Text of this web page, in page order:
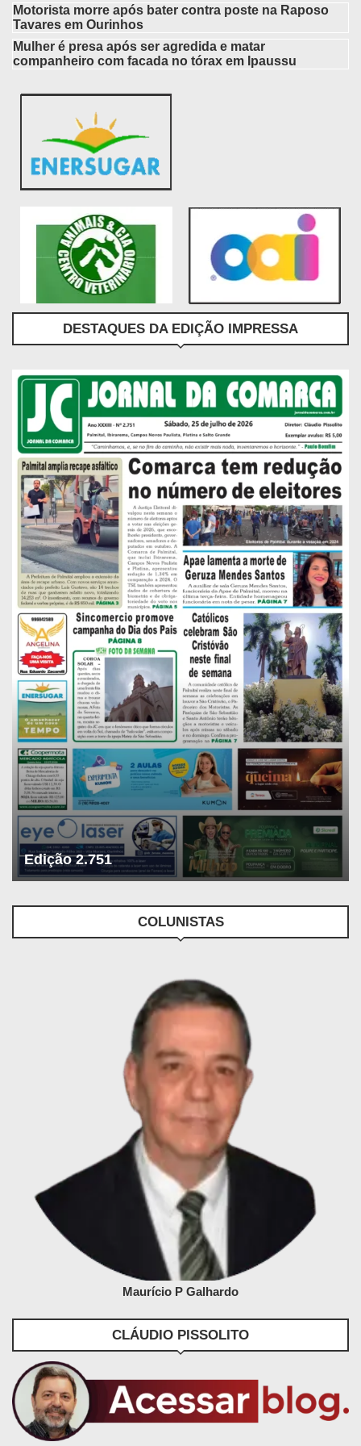
Motorista morre após bater contra poste na Raposo
Tavares em Ourinhos
Mulher é presa após ser agredida e matar
companheiro com facada no tórax em Ipaussu
DESTAQUES DA EDIÇÃO IMPRESSA
Edição 2.751
COLUNISTAS
Maurício P Galhardo
CLÁUDIO PISSOLITO